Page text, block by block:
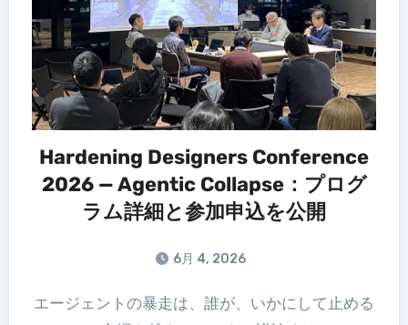
Hardening Designers Conference
2026 — Agentic Collapse：プログ
ラム詳細と参加申込を公開
6月 4, 2026
エージェントの暴走は、誰が、いかにして止める